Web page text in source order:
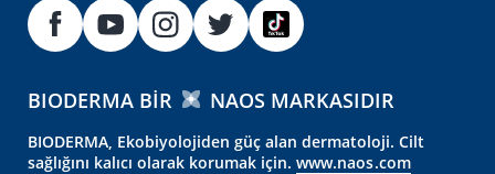
BIODERMA BIR NAOS MARKASIDIR
BIODERMA, Ekobiyolojiden güç alan dermatoloji. Cilt
sağlığını kalıcı olarak korumak için. www.naos.com